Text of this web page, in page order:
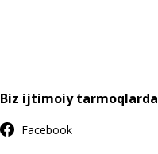
Biz ijtimoiy tarmoqlarda
Facebook